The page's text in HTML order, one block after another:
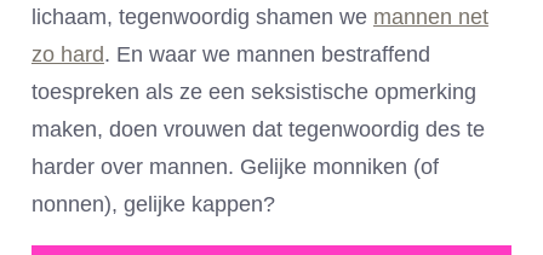
lichaam, tegenwoordig shamen we mannen net
zo hard. En waar we mannen bestraffend
toespreken als ze een seksistische opmerking
maken, doen vrouwen dat tegenwoordig des te
harder over mannen. Gelijke monniken (of
nonnen), gelijke kappen?